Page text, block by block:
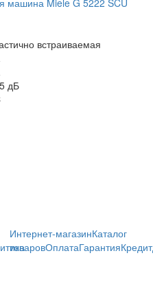
машина Miele G 5222 SCU
встраиваемая
дБ
Интернет-магазинКаталог
товаровОплатаГарантияКредит